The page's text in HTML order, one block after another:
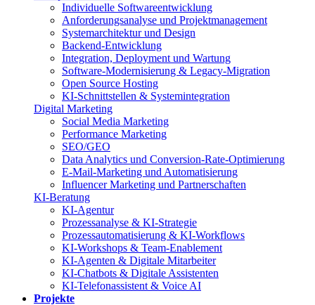
Individuelle Softwareentwicklung
Anforderungsanalyse und Projektmanagement
Systemarchitektur und Design
Backend-Entwicklung
Integration, Deployment und Wartung
Software-Modernisierung & Legacy-Migration
Open Source Hosting
KI-Schnittstellen & Systemintegration
Digital Marketing
Social Media Marketing
Performance Marketing
SEO/GEO
Data Analytics und Conversion-Rate-Optimierung
E-Mail-Marketing und Automatisierung
Influencer Marketing und Partnerschaften
KI-Beratung
KI-Agentur
Prozessanalyse & KI-Strategie
Prozessautomatisierung & KI-Workflows
KI-Workshops & Team-Enablement
KI-Agenten & Digitale Mitarbeiter
KI-Chatbots & Digitale Assistenten
KI-Telefonassistent & Voice AI
Projekte